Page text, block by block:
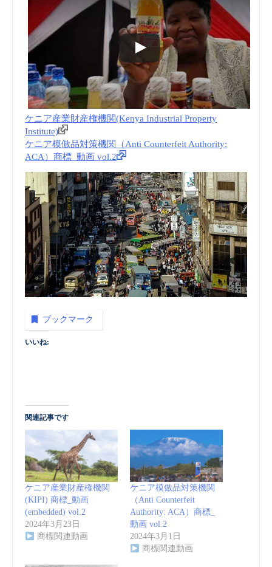
ケニア産業財産権機関(Kenya Industrial Property
Institute)
ケニア模倣品対策機関（Anti Counterfeit Authority:
ACA）商標_動画 vol.2
ブックマーク
いいね:
関連記事です
ケニア産業財産権機関
(KIPI) 商標_動画
(embedded) vol.2
2024年3月23日
商標関連動画
ケニア模倣品対策機関
（Anti Counterfeit
Authority: ACA）商標_
動画 vol.2
2024年3月1日
商標関連動画